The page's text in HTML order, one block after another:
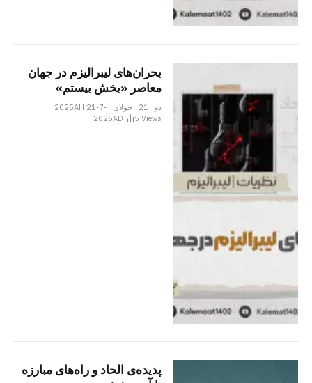
بحران‌های لیبرالیزم در جهان
معاصر «بخش بيستم»
دو _21 _جولای _2025AH 21-7-
2025AD
5Views
پدیده‌ی الحاد و راه‌های مبارزه